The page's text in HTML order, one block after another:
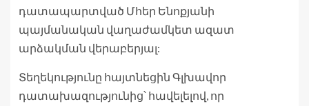
դատապարտված Մհեր Ենոքյանի
պայմանական վաղաժամկետ ազատ
արձակման վերաբերյալ:
Տեղեկությունը հայտնեցին Գլխավոր
դատախազությունից՝ հավելելով, որ